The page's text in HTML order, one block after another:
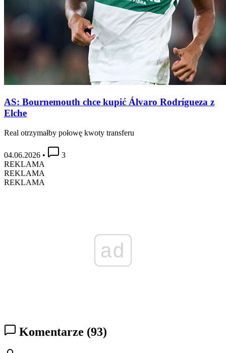
AS: Bournemouth chce kupić Álvaro Rodrígueza z
Elche
Real otrzymałby połowę kwoty transferu
04.06.2026 •
3
REKLAMA
REKLAMA
REKLAMA
ad
Komentarze (93)